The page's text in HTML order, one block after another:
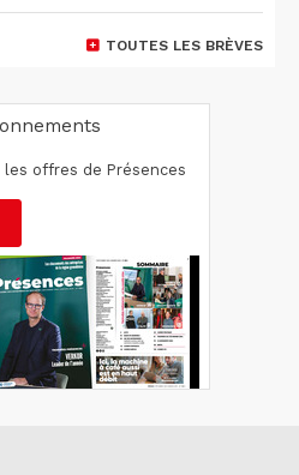
TOUTES LES BRÈVES
offres de Présences